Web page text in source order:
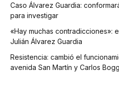
Caso Álvarez Guardia:
para investigar
«Hay muchas contradicciones»:
Julián Álvarez Guardia
Resistencia: cambió el
avenida San Martín y Carlos